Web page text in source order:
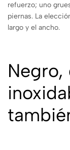
refuerzo; uno
piernas. La
largo y el ancho.